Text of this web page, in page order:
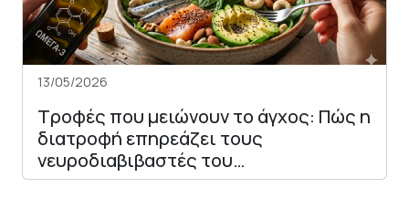
13/05/2026
Τροφές που μειώνουν το άγχος: Πώς η
διατροφή επηρεάζει τους
νευροδιαβιβαστές του…